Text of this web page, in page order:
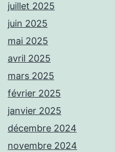
juillet 2025
juin 2025
mai 2025
avril 2025
mars 2025
février 2025
janvier 2025
décembre 2024
novembre 2024